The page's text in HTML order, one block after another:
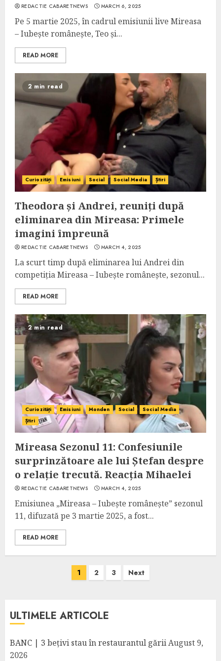
REDACTIE CABARETNEWS MARCH 6, 2025
Pe 5 martie 2025, în cadrul emisiunii live Mireasa
– Iubește românește, Teo și...
READ MORE
2 min read
Curiozități Emisiuni Social Social Media Știri
Theodora și Andrei, reuniți după
eliminarea din Mireasa: Primele
imagini împreună
REDACTIE CABARETNEWS MARCH 4, 2025
La scurt timp după eliminarea lui Andrei din
competiția Mireasa – Iubește românește, sezonul...
READ MORE
2 min read
Curiozități Emisiuni Monden Social
Social Media
Știri
Mireasa Sezonul 11: Confesiunile
surprinzătoare ale lui Ștefan despre
o relație trecută. Reacția Mihaelei
REDACTIE CABARETNEWS MARCH 4, 2025
Emisiunea „Mireasa – Iubește românește” sezonul
11, difuzată pe 3 martie 2025, a fost...
READ MORE
1 2 3 Next
ULTIMELE ARTICOLE
BANC | 3 bețivi stau în restaurantul găriiAugust 9,
2026